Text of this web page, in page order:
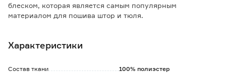
блеском, которая является самым популярным
материалом для пошива штор и тюля.
не накапливает пыль, не требует дополнительного ухода.
Рекомендации по уходу:
Характеристики
Состав ткани 100% полиэстер